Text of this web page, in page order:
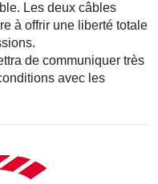
Les deux câbles
à offrir une liberté totale
de communiquer très
avec les